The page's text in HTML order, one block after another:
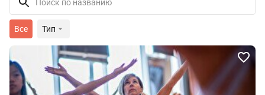
Все Тип